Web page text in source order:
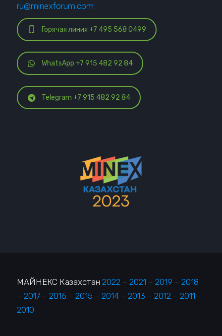
ru@minexforum.com
Горячая линия +7 495 568 0499
WhatsApp +7 915 482 92 84
Telegram +7 915 482 92 84
МАЙНЕКС Казахстан2022 – 2021 – 2019 – 2018
– 2017 – 2016 – 2015 – 2014 – 2013 – 2012 – 2011 –
2010